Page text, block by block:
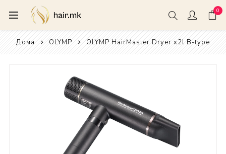
0
Дома OLYMP OLYMP HairMaster Dryer x2l B-type